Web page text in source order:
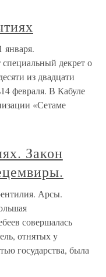
января.
декрет о
из двадцати
февраля. В Кабуле
«Сетаме
Закон
Арсы.
совершалась
отнятых у
государства, была